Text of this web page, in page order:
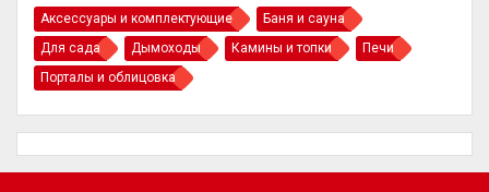
Аксессуары и комплектующие
Баня и сауна
Для сада
Дымоходы Камины и топки
Печи
Порталы и облицовка